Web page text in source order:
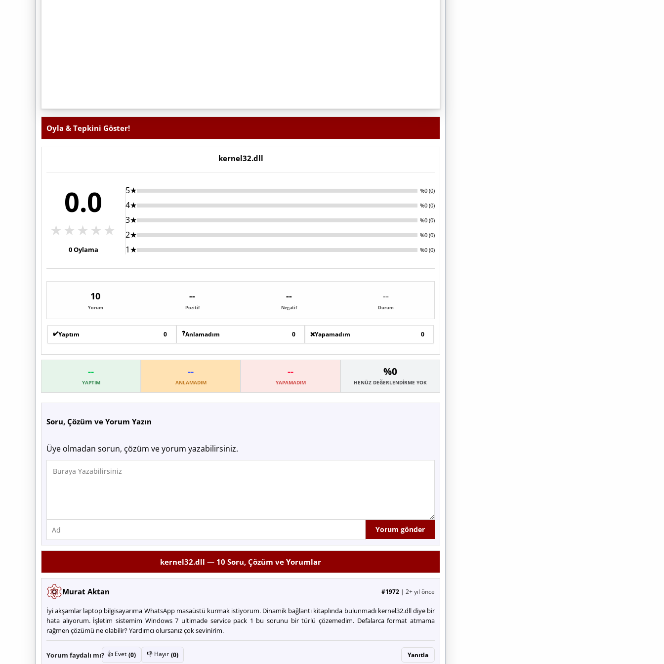
Oyla & Tepkini Göster!
kernel32.dll
0.0
★ ★ ★ ★ ★
0Oylama
5★ %0 (0)
4★ %0 (0)
3★ %0 (0)
2★ %0 (0)
1★ %0 (0)
10
Yorum
--
Pozitif
--
Negatif
--
Durum
✔️Yaptım 0 ❓Anlamadım 0 ❌Yapamadım 0
--
YAPTIM
--
ANLAMADIM
--
YAPAMADIM
%0
HENÜZ DEĞERLENDIRME YOK
Soru, Çözüm ve Yorum Yazın
Üye olmadan sorun, çözüm ve yorum yazabilirsiniz.
kernel32.dll — 10 Soru, Çözüm ve Yorumlar
Murat Aktan #1972 | 2+ yıl önce
İyi akşamlar laptop bilgisayarıma WhatsApp masaüstü kurmak istiyorum. Dinamik bağlantı kitaplında bulunmadı kernel32.dll diye bir
hata alıyorum. İşletim sistemim Windows 7 ultimade service pack 1 bu sorunu bir türlü çözemedim. Defalarca format atmama
rağmen çözümü ne olabilir? Yardımcı olursanız çok sevinirim.
Yorum faydalı mı? 👍 Evet (0) 👎 Hayır (0) Yanıtla